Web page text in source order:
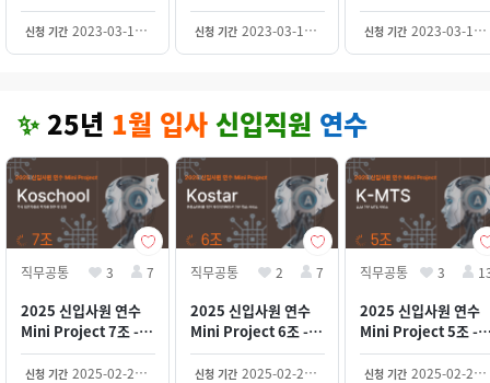
신청 기간 2023-03-13~2030-12-31 신청 기간 2023-03-13~2030-12-31 신청 기간 2023-03-13~2030-12-31
✨ 25년 1월 입사 신입직원 연수
직무공통 3 7
2025 신입사원 연수
Mini Project 7조 -
Koschool
신청 기간 2025-02-24~2030-12-31
직무공통 2 7
2025 신입사원 연수
Mini Project 6조 -
Kostar
신청 기간 2025-02-23~2030-12-31
직무공통 3
2025 신입사원 연수
Mini Project 5조 -
K-MTS
신청 기간 2025-02-22~2030-12-31